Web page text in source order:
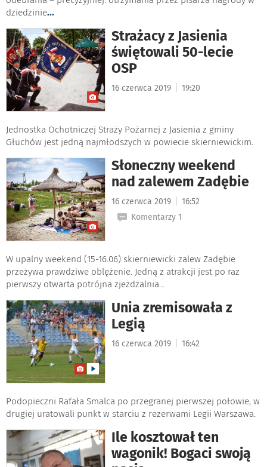
dziedzinie...
Strażacy z Jasienia
świętowali 50-lecie
OSP
16 czerwca 2019 19:20
Jednostka Ochotniczej Straży Pożarnej z Jasienia z gminy
Głuchów jest jedną najmłodszych w powiecie skierniewickim.
Słoneczny weekend
nad zalewem Zadębie
16 czerwca 2019
16:52
Komentarzy 1
W upalny weekend (15-16.06) skierniewicki zalew Zadębie
przeżywa prawdziwe oblężenie. Jedną z atrakcji jest po raz
pierwszy otwarta potrójna zjeżdżalnia...
Unia zremisowała z
Legią
16 czerwca 2019 16:42
Podopieczni Rafała Smalca po przegranej pierwszej połowie, w
drugiej uratowali punkt w starciu z rezerwami Legii Warszawa.
Ile kosztował ten
wagonik! Bogaci swoją